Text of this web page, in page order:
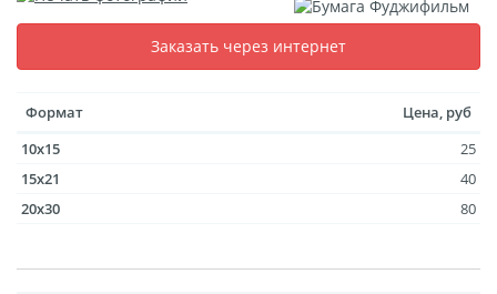
размеров
Портреты в стиле
Печать чертежей
Холст настольный с
мольбертом
Roll up
Заказать через интернет
Формат
Цена, руб
10x15
25
15x21
40
20x30
80